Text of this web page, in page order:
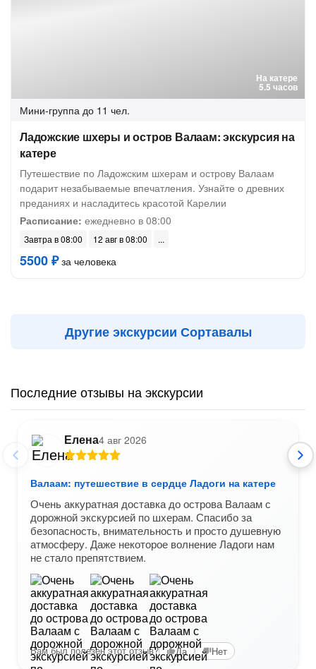
На катере
5.5 часов
Мини-группа до 11 чел.
Ладожские шхеры и остров Валаам: экскурсия на
катере
Путешествие по Ладожским шхерам и острову Валаам
подарит незабываемые впечатления. Узнайте о древних
преданиях и насладитесь красотой Карелии
Расписание: ежедневно в 08:00
Завтра в 08:00 12 авг в 08:00
5500 ₽за человека
Другие экскурсии Сортавалы
Последние отзывы на экскурсии
Елена4 авг 2026
Валаам: путешествие в сердце Ладоги на катере
Очень аккуратная доставка до острова Валаам с
дорожной экскурсией по шхерам. Спасибо за
безопасность, внимательность и просто душевную
атмосферу. Даже некоторое волнение Ладоги нам
не стало препятствием.
Вам был полезен этот отзыв? Да Нет